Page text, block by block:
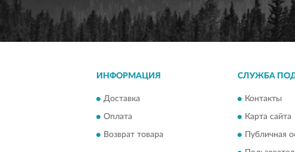
ИНФОРМАЦИЯ
Доставка
Оплата
Возврат товара
СЛУЖБА
Контакты
Карта сайта
Публичная